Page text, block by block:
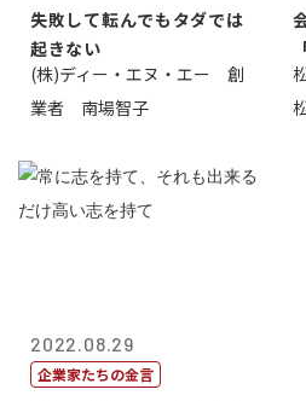
失敗して転んでもタダでは
起きない
(株)ディー・エヌ・エー 創
業者 南場智子
2022.08.29
企業家たちの金言